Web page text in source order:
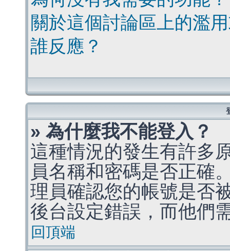
關於這個討論區上的濫
誰反應？
» 為什麼我不能登入？
這種情況的發生有許多
員名稱和密碼是否正確
理員確認您的帳號是否
後台設定錯誤，而他們
回頂端